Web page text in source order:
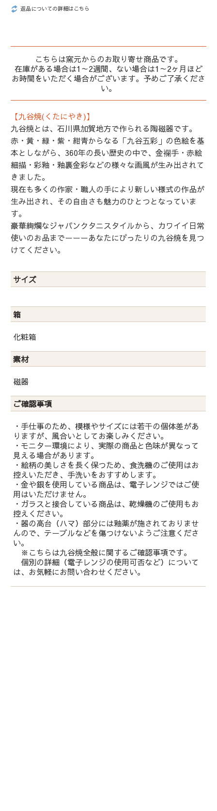
返品についての詳細はこちら
こちらは窯元からのお取り寄せ商品です。
在庫がある場合は1～2週間、ない場合は1～2ヶ月ほど
お時間をいただく場合がございます。予めご了承くださ
い。
【九谷焼(くたにやき)】
九谷焼とは、石川県加賀地方で作られる陶磁器です。
赤・黄・緑・紫・紺青からなる「九谷五彩」の色絵を基
本としながら、360年の長い歴史の中で、金襴手・赤絵
細描・彩釉・釉裏金彩などの様々な画風が生み出されて
きました。
現在も多くの作家・職人の手により新しい様式の作品が
生み出され、その自由さも魅力のひとつとなっていま
す。
豪華絢爛なジャパンクタニスタイルから、カワイイ日常
使いのお品までーーーあなたにぴったりの九谷焼を見つ
けてください。
サイズ
箱
化粧箱
素材
磁器
ご確認事項
・手仕事のため、模様やサイズには若干の個体差があ
りますが、風合いとしてお楽しみください。
・モニター環境により、実際の商品と色味が異なって
見える場合があります。
・絵柄の美しさを長く保つため、食洗機のご使用はお
控えいただき、手洗いをおすすめします。
・金や銀を使用している商品は、電子レンジではご使
用はいただけません。
・ガラスと接合している商品は、乾燥機のご使用もお
控えください。
・器の高台（ハマ）部分には釉薬が施されておりませ
んので、テーブルなどを傷つけないようご注意くださ
い。
※こちらは九谷焼全般に関するご確認事項です。
個別の詳細（電子レンジの使用可否など）について
は、お気軽にお問い合わせください。